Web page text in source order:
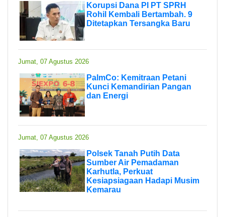
Korupsi Dana PI PT SPRH
Rohil Kembali Bertambah. 9
Ditetapkan Tersangka Baru
Jumat, 07 Agustus 2026
PalmCo: Kemitraan Petani
Kunci Kemandirian Pangan
dan Energi
Jumat, 07 Agustus 2026
Polsek Tanah Putih Data
Sumber Air Pemadaman
Karhutla, Perkuat
Kesiapsiagaan Hadapi Musim
Kemarau